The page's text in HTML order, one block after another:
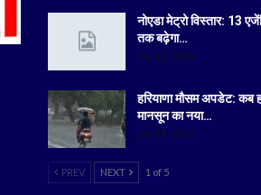
नोएडा मेट्रो विस्तार: 13
तक बढ़ेगा…
Jul 19, 2026
हरियाणा मौसम अपडेट: कब
मानसून का नया…
Jul 18, 2026
PREV NEXT 1 of 5